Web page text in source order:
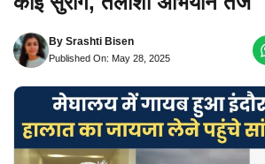
By Srashti Bisen
Published On: May 28, 2025